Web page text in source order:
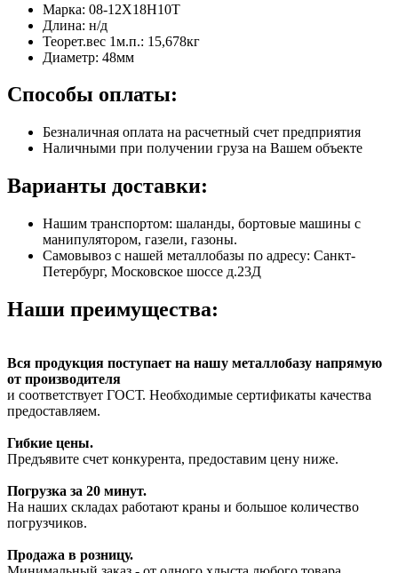
Марка: 08-12Х18Н10Т
Длина: н/д
Теорет.вес 1м.п.: 15,678кг
Диаметр: 48мм
Способы оплаты:
Безналичная оплата на расчетный счет предприятия
Наличными при получении груза на Вашем объекте
Варианты доставки:
Нашим транспортом: шаланды, бортовые машины с
манипулятором, газели, газоны.
Самовывоз с нашей металлобазы по адресу: Санкт-
Петербург, Московское шоссе д.23Д
Наши преимущества:
Вся продукция поступает на нашу металлобазу напрямую
от производителя
и соответствует ГОСТ. Необходимые сертификаты качества
предоставляем.
Гибкие цены.
Предъявите счет конкурента, предоставим цену ниже.
Погрузка за 20 минут.
На наших складах работают краны и большое количество
погрузчиков.
Продажа в розницу.